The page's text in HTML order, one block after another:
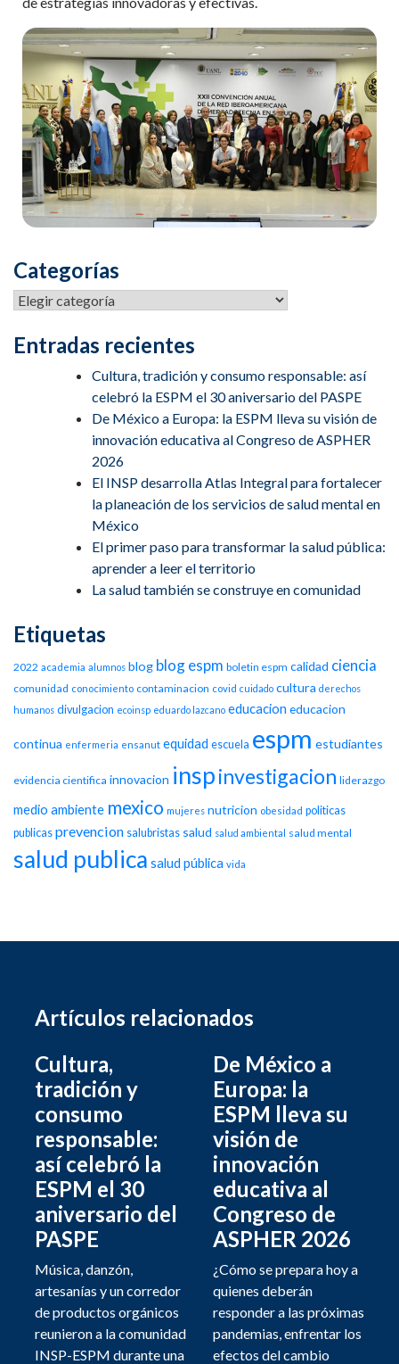
Categorías
Entradas recientes
Cultura, tradición y consumo responsable: así
celebró la ESPM el 30 aniversario del PASPE
De México a Europa: la ESPM lleva su visión de
innovación educativa al Congreso de ASPHER
2026
El INSP desarrolla Atlas Integral para fortalecer
la planeación de los servicios de salud mental en
México
El primer paso para transformar la salud pública:
aprender a leer el territorio
La salud también se construye en comunidad
Etiquetas
2022 academia alumnos blog blog espm boletin espm calidad ciencia
comunidad conocimiento contaminacion covid cuidado cultura derechos
humanos divulgacion ecoinsp eduardo lazcano educacion educacion
continua enfermeria ensanut equidad escuela espm estudiantes
evidencia cientifica innovacion inspinvestigacion liderazgo
medio ambiente mexico mujeres nutricion obesidad politicas
publicas prevencion salubristas salud salud ambiental salud mental
salud publica salud pública vida
Artículos relacionados
Cultura,
tradición y
consumo
responsable:
así celebró la
ESPM el 30
aniversario del
PASPE
Música, danzón,
artesanías y un corredor
de productos orgánicos
reunieron a la comunidad
INSP-ESPM durante una
De México a
Europa: la
ESPM lleva su
visión de
innovación
educativa al
Congreso de
ASPHER 2026
¿Cómo se prepara hoy a
quienes deberán
responder a las próximas
pandemias, enfrentar los
efectos del cambio